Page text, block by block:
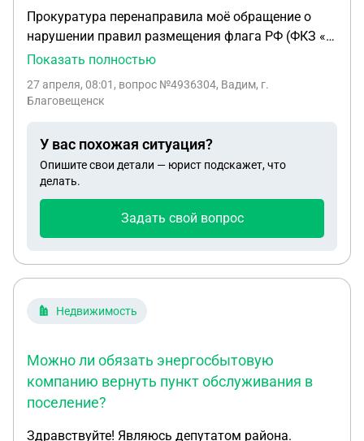
Прокуратура перенаправила моё обращение о
нарушении правил размещения флага РФ (ФКЗ «О
Государственном флаге Российской Федерации»)
потребительского рынка и услуг администрации
пересылая в администрацию, другие органы?
Также я хочу подать жалобу в областную
прокуратуру. Есть ли шансы, что её признают
обоснованной, если нарушение уже устранено?
Показать полностью
27 апреля, 08:01 , вопрос №4936304, Вадим, г.
Благовещенск
У вас похожая ситуация?
Опишите свои детали — юрист подскажет, что
делать.
Задать свой вопрос
Недвижимость
Можно ли обязать энергосбытовую
компанию вернуть пункт обслуживания в
поселение?
Здравствуйте! Являюсь депутатом района.